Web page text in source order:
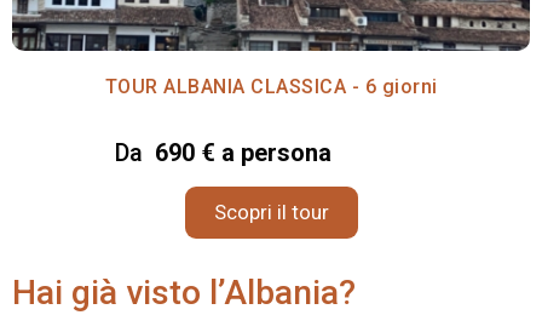
TOUR ALBANIA CLASSICA - 6 giorni
Da 690 € a persona
Scopri il tour
Hai già visto l’Albania?